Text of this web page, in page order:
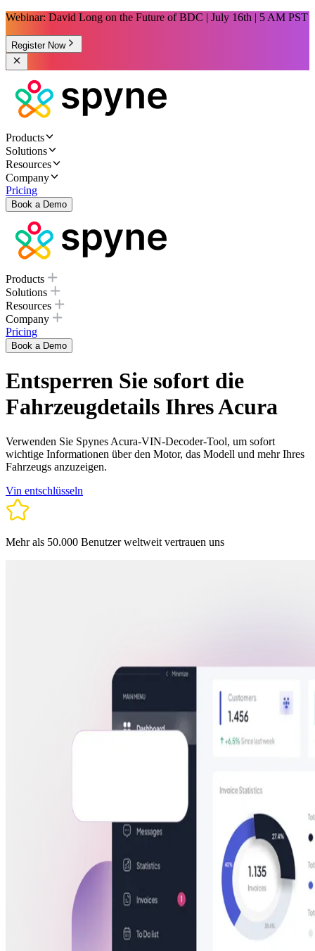
Webinar: David Long on the Future of BDC | July 16th | 5 AM PST
Register Now
Products
Solutions
Resources
Company
Pricing
Book a Demo
Products
Solutions
Resources
Company
Pricing
Book a Demo
Entsperren Sie sofort die
Fahrzeugdetails Ihres Acura
Verwenden Sie Spynes Acura-VIN-Decoder-Tool, um sofort
wichtige Informationen über den Motor, das Modell und mehr Ihres
Fahrzeugs anzuzeigen.
Vin entschlüsseln
Mehr als 50.000 Benutzer weltweit vertrauen uns